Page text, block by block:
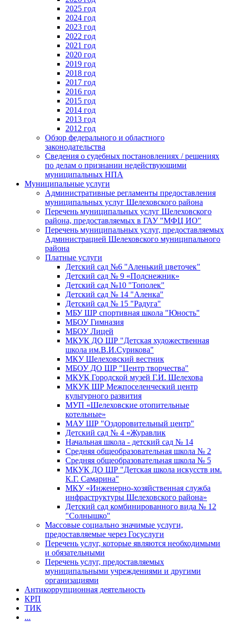
2025 год
2024 год
2023 год
2022 год
2021 год
2020 год
2019 год
2018 год
2017 год
2016 год
2015 год
2014 год
2013 год
2012 год
Обзор федерального и областного
законодательства
Сведения о судебных постановлениях / решениях
по делам о признании недействующими
муниципальных НПА
Муниципальные услуги
Административные регламенты предоставления
муниципальных услуг Шелеховского района
Перечень муниципальных услуг Шелеховского
района, предоставляемых в ГАУ "МФЦ ИО"
Перечень муниципальных услуг, предоставляемых
Администрацией Шелеховского муниципального
района
Платные услуги
Детский сад №6 "Аленький цветочек"
Детский сад № 9 «Подснежник»
Детский сад №10 "Тополек"
Детский сад № 14 "Аленка"
Детский сад № 15 "Радуга"
МБУ ШР спортивная школа "Юность"
МБОУ Гимназия
МБОУ Лицей
МКУК ДО ШР "Детская художественная
школа им.В.И.Сурикова"
МКУ Шелеховский вестник
МБОУ ДО ШР "Центр творчества"
МКУК Городской музей Г.И. Шелехова
МКУК ШР Межпоселенческий центр
культурного развития
МУП «Шелеховские отопительные
котельные»
МАУ ШР "Оздоровительный центр"
Детский сад № 4 «Журавлик
Начальная школа - детский сад № 14
Средняя общеобразовательная школа № 2
Средняя общеобразовательная школа № 5
МКУК ДО ШР "Детская школа искусств им.
К.Г. Самарина"
МКУ «Инженерно-хозяйственная служба
инфраструктуры Шелеховского района»
Детский сад комбинированного вида № 12
"Солнышко"
Массовые социально значимые услуги,
предоставляемые через Госуслуги
Перечень услуг, которые являются необходимыми
и обязательными
Перечень услуг, предоставляемых
муниципальными учреждениями и другими
организациями
Антикоррупционная деятельность
КРП
ТИК
...